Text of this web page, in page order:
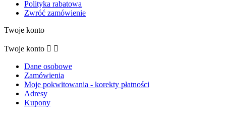
Polityka rabatowa
Zwróć zamówienie
Twoje konto
Twoje konto  
Dane osobowe
Zamówienia
Moje pokwitowania - korekty płatności
Adresy
Kupony